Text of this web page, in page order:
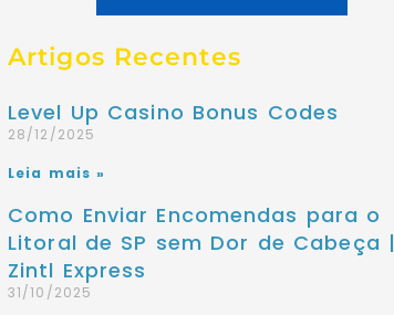
Artigos Recentes
Level Up Casino Bonus Codes
28/12/2025
Leia mais »
Como Enviar Encomendas para o
Litoral de SP sem Dor de Cabeça |
Zintl Express
31/10/2025